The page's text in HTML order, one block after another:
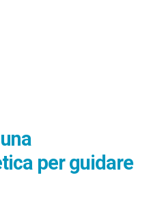
per guidare